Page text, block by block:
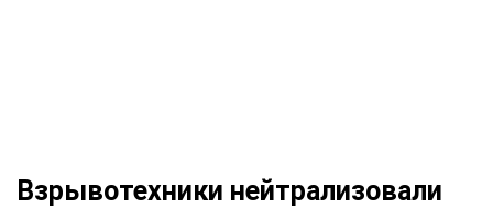
Взрывотехники нейтрализовали